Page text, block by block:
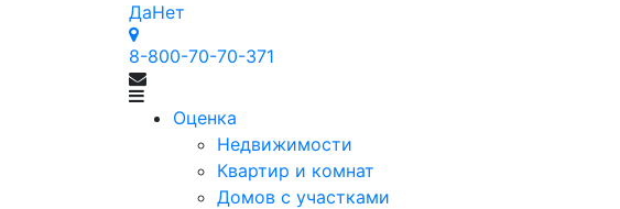
ДаНет
8-800-70-70-371
Оценка
Недвижимости
Квартир и комнат
Домов с участками